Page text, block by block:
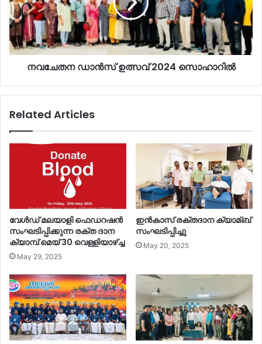
നവചേതന ഡാൻസ് ഉത്സവ് 2024 സൊഹാറിൽ
Related Articles
വേൾഡ് മലയാളി ഫെഡറഷൻ
സംഘടിപ്പിക്കുന്ന രക്ത ദാന
ക്യാമ്പ് മെയ്‌ 30 വെള്ളിയാഴ്ച്ച
May 29, 2025
ഇൻകാസ് രക്തദാന ക്യാമ്ബ്
സംഘടിപ്പിച്ചു
May 20, 2025